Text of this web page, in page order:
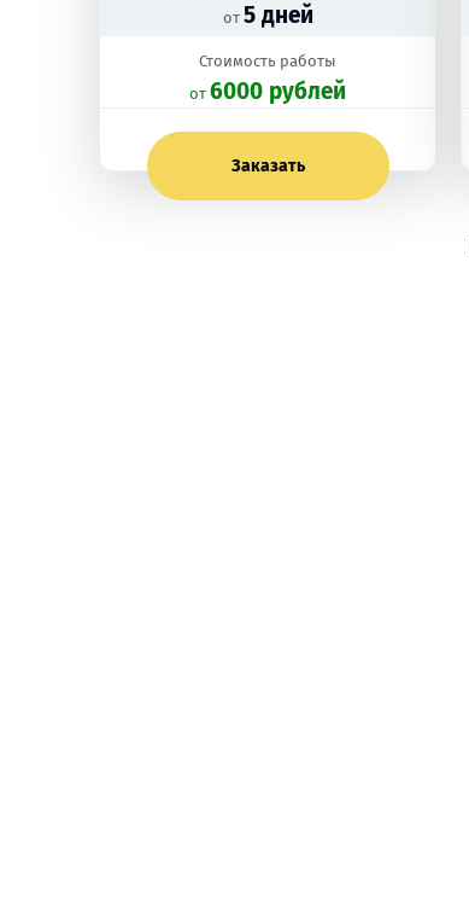
от 5 дней
Стоимость работы
oт 6000 рублей
Заказать